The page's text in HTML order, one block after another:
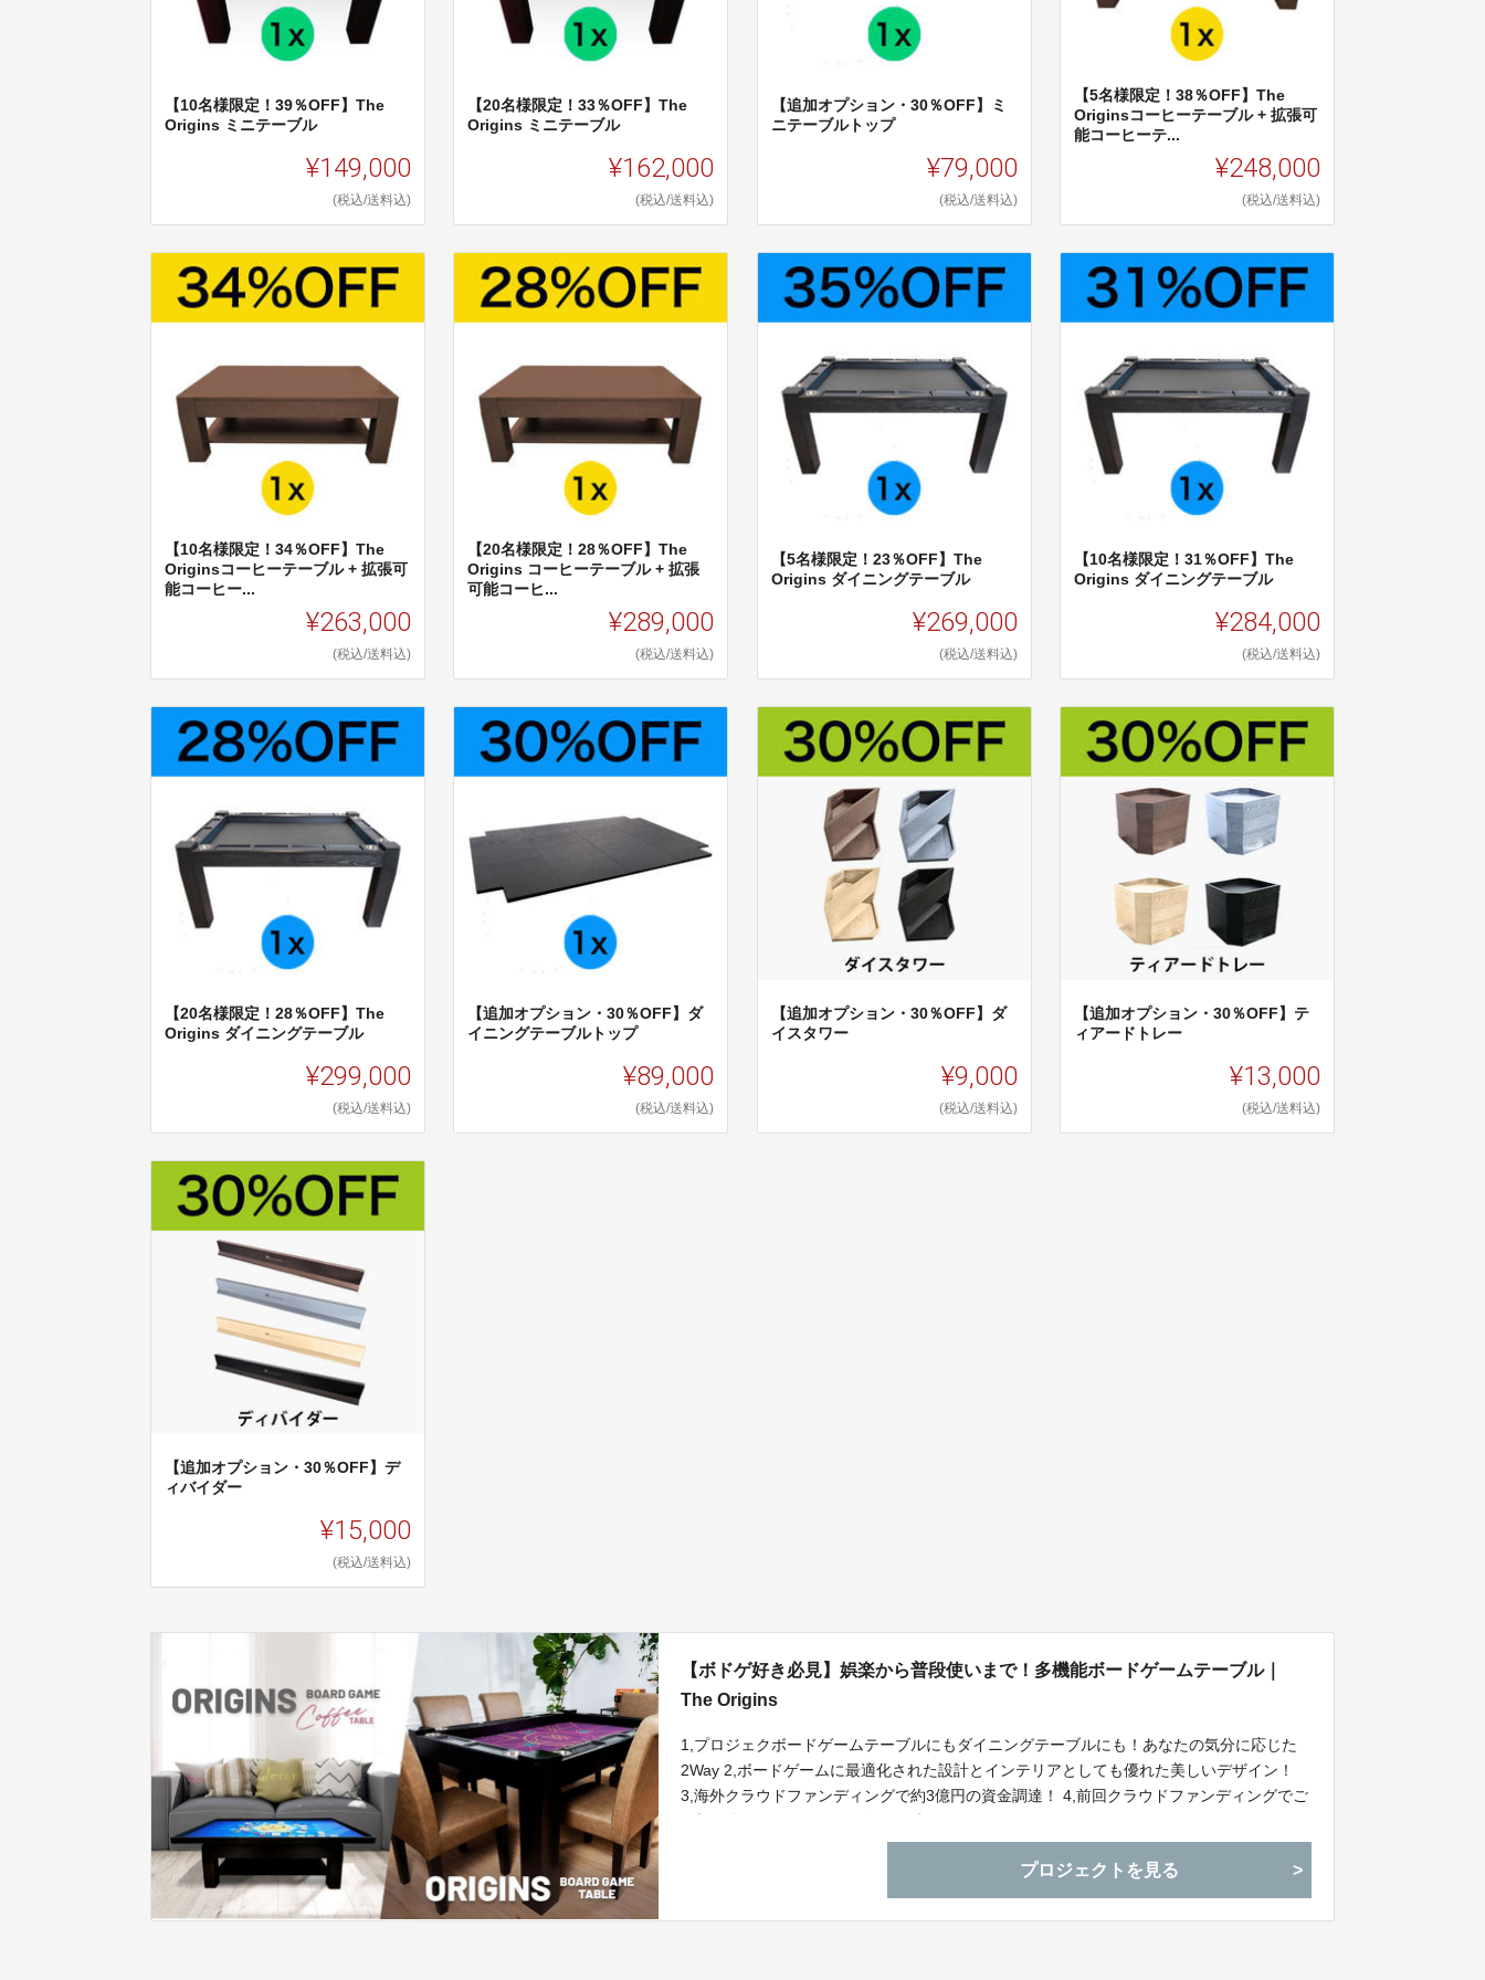
【10名様限定！39％OFF】The
Origins ミニテーブル
¥149,000
(税込/送料込)
【20名様限定！33％OFF】The
Origins ミニテーブル
¥162,000
(税込/送料込)
【追加オプション・30％OFF】ミ
ニテーブルトップ
¥79,000
(税込/送料込)
【5名様限定！38％OFF】The
Originsコーヒーテーブル + 拡張可
能コーヒーテ...
¥248,000
(税込/送料込)
【10名様限定！34％OFF】The
Originsコーヒーテーブル + 拡張可
能コーヒー...
¥263,000
(税込/送料込)
【20名様限定！28％OFF】The
Origins コーヒーテーブル + 拡張
可能コーヒ...
¥289,000
(税込/送料込)
【5名様限定！23％OFF】The
Origins ダイニングテーブル
¥269,000
(税込/送料込)
【10名様限定！31％OFF】The
Origins ダイニングテーブル
¥284,000
(税込/送料込)
【20名様限定！28％OFF】The
Origins ダイニングテーブル
¥299,000
(税込/送料込)
【追加オプション・30％OFF】ダ
イニングテーブルトップ
¥89,000
(税込/送料込)
【追加オプション・30％OFF】ダ
イスタワー
¥9,000
(税込/送料込)
【追加オプション・30％OFF】テ
ィアードトレー
¥13,000
(税込/送料込)
【追加オプション・30％OFF】デ
ィバイダー
¥15,000
(税込/送料込)
【ボドゲ好き必見】娯楽から普段使いまで！多機能ボードゲームテーブル｜
The Origins
1,プロジェクボードゲームテーブルにもダイニングテーブルにも！あなたの気分に応じた
2Way 2,ボードゲームに最適化された設計とインテリアとしても優れた美しいデザイン！
3,海外クラウドファンディングで約3億円の資金調達！ 4,前回クラウドファンディングでご
プロジェクトを見る